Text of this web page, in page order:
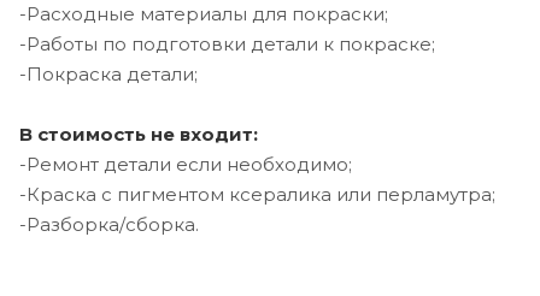
-Расходные материалы для покраски;
-Работы по подготовки детали к покраске;
-Покраска детали;
В стоимость не входит:
-Ремонт детали если необходимо;
-Краска с пигментом ксералика или перламутра;
-Разборка/сборка.